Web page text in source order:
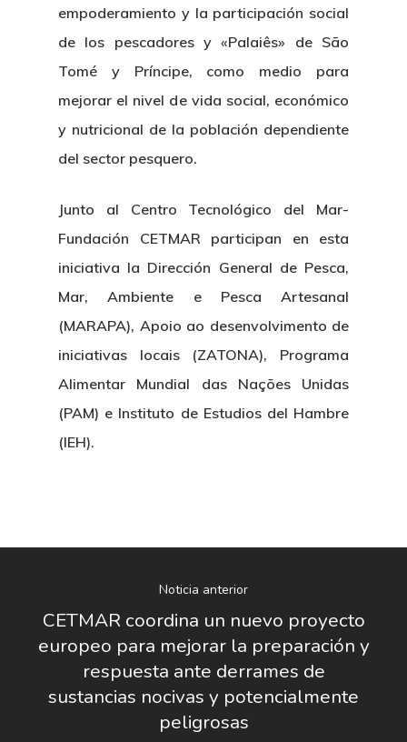
empoderamiento y la participación social
de los pescadores y «Palaiês» de São
Tomé y Príncipe, como medio para
mejorar el nivel de vida social, económico
y nutricional de la población dependiente
del sector pesquero.
Junto al Centro Tecnológico del Mar-
Fundación CETMAR participan en esta
iniciativa la Dirección General de Pesca,
Mar, Ambiente e Pesca Artesanal
(MARAPA), Apoio ao desenvolvimento de
iniciativas locais (ZATONA), Programa
Alimentar Mundial das Nações Unidas
(PAM) e Instituto de Estudios del Hambre
(IEH).
Noticia anterior
CETMAR coordina un nuevo proyecto
europeo para mejorar la preparación y
respuesta ante derrames de
sustancias nocivas y potencialmente
peligrosas
Directorio De Personal
Patronato
Identidad Corporativa
Manual De Identidad
Logo CETMAR
Contacto
Actualidad
Proyectos
Publicaciones
Memoria
Contratación
Licitaciones
Gobierno
Plan De Igualdad